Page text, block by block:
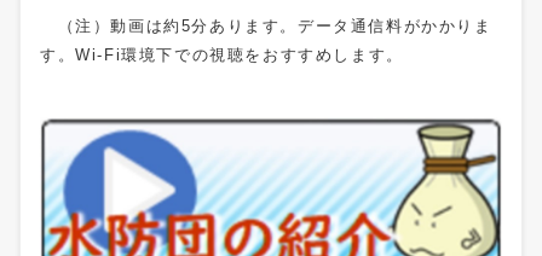
（注）動画は約5分あります。データ通信料がかかりま
す。Wi-Fi環境下での視聴をおすすめします。